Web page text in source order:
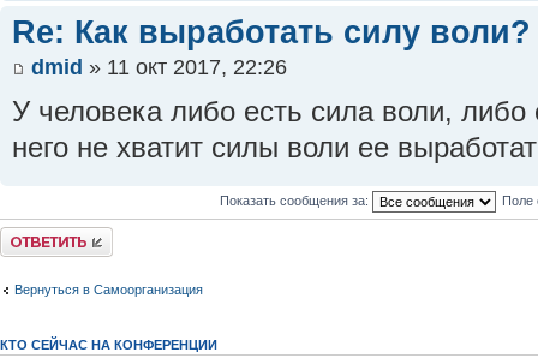
Re: Как выработать силу воли?
dmid » 11 окт 2017, 22:26
У человека либо есть сила воли, либо
него не хватит силы воли ее
Показать сообщения за: Поле
Ответить
Вернуться в Самоорганизация
КТО СЕЙЧАС НА КОНФЕРЕНЦИИ